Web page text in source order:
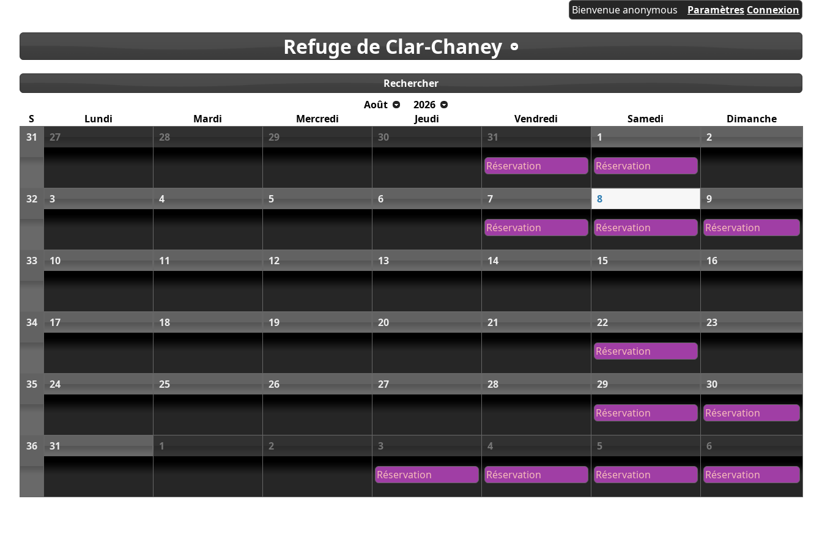
Bienvenue anonymous Paramètres Connexion
Refuge de Clar-Chaney
Rechercher
Août
2026
S
Lundi Mardi Mercredi Jeudi Vendredi Samedi
Dimanche
31
27 28 29 30 31
Réservation
1
Réservation
2
32 3 4 5 6 7
Réservation
8
Réservation
9
Réservation
33 10 11 12 13 14 15 16
34 17 18 19 20 21 22
Réservation
23
35 24 25 26 27 28 29
Réservation
30
Réservation
36 31 1 2 3
Réservation
4
Réservation
5
Réservation
6
Réservation